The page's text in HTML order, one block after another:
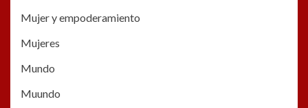
Mujer y empoderamiento
Mujeres
Mundo
Muundo